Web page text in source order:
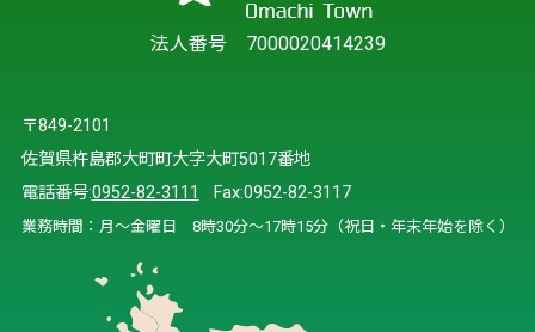
法人番号 7000020414239
〒849-2101
佐賀県杵島郡大町町大字大町5017番地
電話番号:0952-82-3111 Fax:0952-82-3117
業務時間：月～金曜日 8時30分～17時15分（祝日・年末年始を除く）